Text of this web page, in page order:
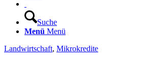
Suche
Menü Menü
Landwirtschaft, Mikrokredite